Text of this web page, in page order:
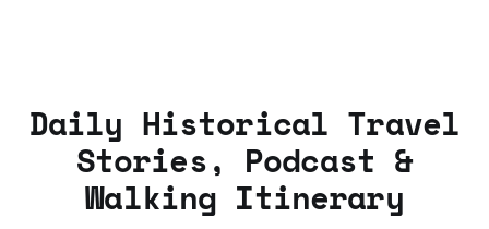
Daily Historical Travel
Stories, Podcast &
Walking Itinerary